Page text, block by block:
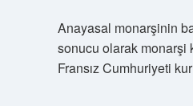
Anayasal monarşinin
sonucu olarak monarşi
Fransız Cumhuriyeti